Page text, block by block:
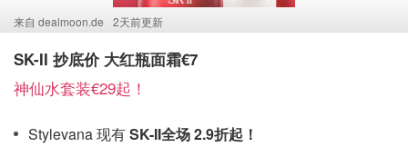
来自 dealmoon.de 2天前更新
SK-II 抄底价 大红瓶面霜€7
神仙水套装€29起！
Stylevana 现有SK-II全场 2.9折起 ！